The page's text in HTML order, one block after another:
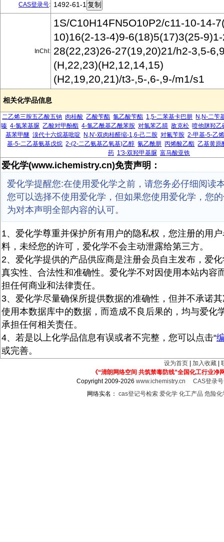
CAS登录号: 1492-61-1
InChI:
1S/C10H14FN5O10P2/c11-10-14-
10)16(2-13-4)9-6(18)5(17)3(25-
28(22,23)26-27(19,20)21/h2-3,5-
(H,22,23)(H2,12,14,15)
(H2,19,20,21)/t3-,5-,6-,9-/m1/s1
相关化学品信息
二乙烯三胺五乙酸五钠 肉桂酸 乙酸苄酯 氯乙酸苄酯 1,5-二苯基卡巴肼 N,N-二苄
嗪 4-氯苯基脲 乙酸对甲酚酯 4-氯乙酰基乙酰苯胺 对氯苯乙腈 敌克松 喷他脒羟乙
基苯甲醚 溴代十六烷基吡啶 N,N'-双肉桂醛缩-1,6-己二胺 对氟苄胺 2-甲基-5-乙
基-5-二乙基氨基戊烷 2-(2-二乙氨基乙氧基)乙醇 氰乙酰肼 丙烯酸乙酯 乙基黄原
药 1'3-双羟甲基脲 富马酸亚铁
爱化学(www.ichemistry.cn)免责声明：
爱化学提醒您:在使用爱化学之前，请您务必仔细阅读
您可以选择不使用爱化学，但如果您使用爱化学，您
为对本声明全部内容的认可。
1、爱化学尊重并保护所有用户的隐私权，您注册的用
料，未经您的许可，爱化学不会主动泄露给第三方。
2、爱化学提供的产品供应商是注册会员自主发布，爱
真实性、合法性和准确性。爱化学不对因使用本站内容
担任何商业和法律责任。
3、爱化学尽量确保所提供数据的准确性，但并不承诺
使用本数据库中的数据，而造成不良后果的，均与爱化
承担任何相关责任。
4、若是以上化学品信息有误或者不完整，您可以点击“
或完善。
设为首页 加入收藏
《“清朗网络空间 共筑禁毒防线”全国化工行业净
Copyright 2009-2026www.ichemistry.cn
CAS登录
网络实名： cas登记号检索 爱化学 化工产品 危险化